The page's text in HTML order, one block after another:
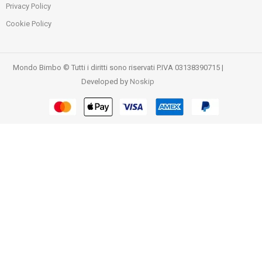
Privacy Policy
Cookie Policy
Mondo Bimbo © Tutti i diritti sono riservati P.IVA 03138390715 |
Developed by Noskip